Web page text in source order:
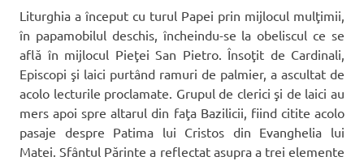
Liturghia a început cu turul Papei prin mijlocul mulţimii,
în papamobilul deschis, încheindu-se la obeliscul ce se
află în mijlocul Pieţei San Pietro. Însoţit de Cardinali,
Episcopi şi laici purtând ramuri de palmier, a ascultat de
acolo lecturile proclamate. Grupul de clerici şi de laici au
mers apoi spre altarul din faţa Bazilicii, fiind citite acolo
pasaje despre Patima lui Cristos din Evanghelia lui
Matei. Sfântul Părinte a reflectat asupra a trei elemente